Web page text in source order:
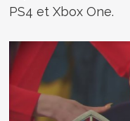
PS4 et Xbox One.